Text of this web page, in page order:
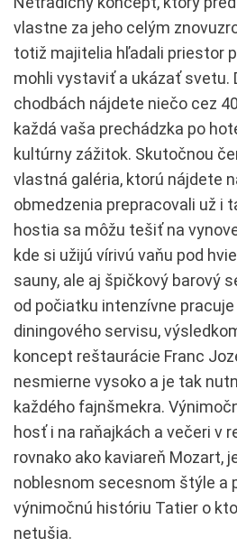
vlastne za jeho celým
totiž majitelia hľadali priestor
mohli vystaviť a ukázať svetu.
chodbách nájdete niečo cez
každá vaša prechádzka po
kultúrny zážitok. Skutočnou
vlastná galéria, ktorú nájdete
obmedzenia prepracovali už i
hostia sa môžu tešiť na
kde si užijú vírivú vaňu pod
sauny, ale aj špičkový barový
od počiatku intenzívne
diningového servisu,
koncept reštaurácie Franc
nesmierne vysoko a je tak
každého fajnšmekra.
hosť i na raňajkách a večeri v
rovnako ako kaviareň Mozart,
noblesnom secesnom štýle a
výnimočnú históriu Tatier o
netušia.